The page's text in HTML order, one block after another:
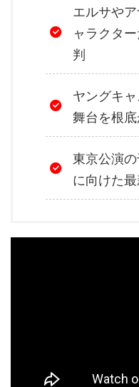
エルサや
ャラクタ
判
ヤングキ
舞台を根
東京公演
に向けた